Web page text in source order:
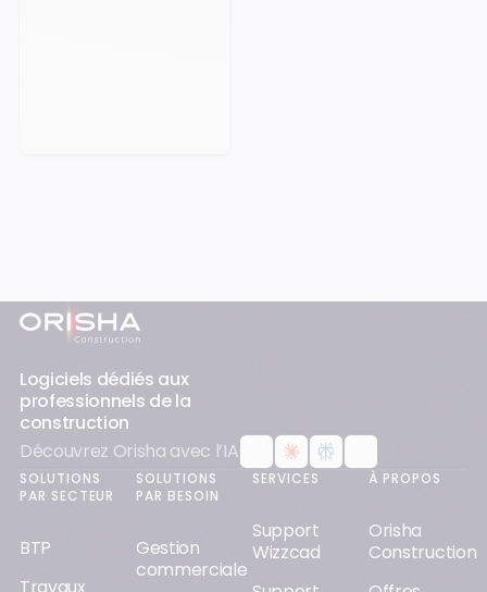
Pied-de-page
Logiciels dédiés aux
professionnels de la
construction
Découvrez Orisha avec l’IA
SOLUTIONS
PAR SECTEUR
BTP
Travaux
SOLUTIONS
PAR BESOIN
Gestion
commerciale
SERVICES
Support
Wizzcad
À PROPOS
Orisha
Construction